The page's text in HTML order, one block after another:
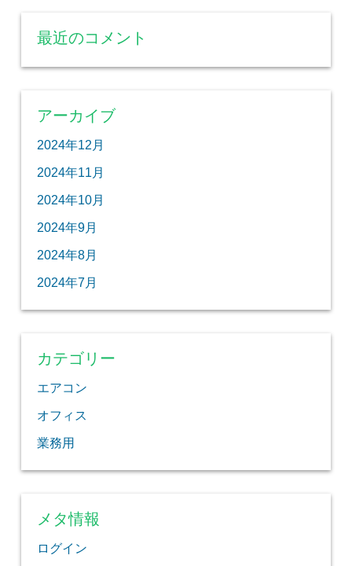
最近のコメント
アーカイブ
2024年12月
2024年11月
2024年10月
2024年9月
2024年8月
2024年7月
カテゴリー
エアコン
オフィス
業務用
メタ情報
ログイン